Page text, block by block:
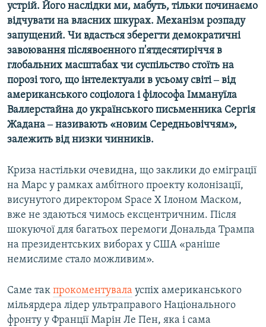
устрій. Його наслідки ми, мабуть, тільки починаємо
відчувати на власних шкурах. Механізм розпаду
запущений. Чи вдасться зберегти демократичні
завоювання післявоєнного п'ятдесятиріччя в
глобальних масштабах чи суспільство стоїть на
порозі того, що інтелектуали в усьому світі ‒ від
американського соціолога і філософа Іммануїла
Валлерстайна до українського письменника Сергія
Жадана ‒ називають «новим Середньовіччям»,
залежить від низки чинників.
Криза настільки очевидна, що заклики до еміграції
на Марс у рамках амбітного проекту колонізації,
висунутого директором Space X Ілоном Маском,
вже не здаються чимось ексцентричним. Після
шокуючої для багатьох перемоги Дональда Трампа
на президентських виборах у США «раніше
немислиме стало можливим».
Саме так прокоментувала успіх американського
мільярдера лідер ультраправого Національного
фронту у Франції Марін Ле Пен, яка і сама